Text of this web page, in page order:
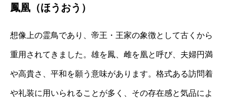
鳳凰（ほうおう）
想像上の霊鳥であり、帝王・王家の象徴として古くから
重用されてきました。雄を鳳、雌を凰と呼び、夫婦円満
や高貴さ、平和を願う意味があります。格式ある訪問着
や礼装に用いられることが多く、その存在感と気品によ